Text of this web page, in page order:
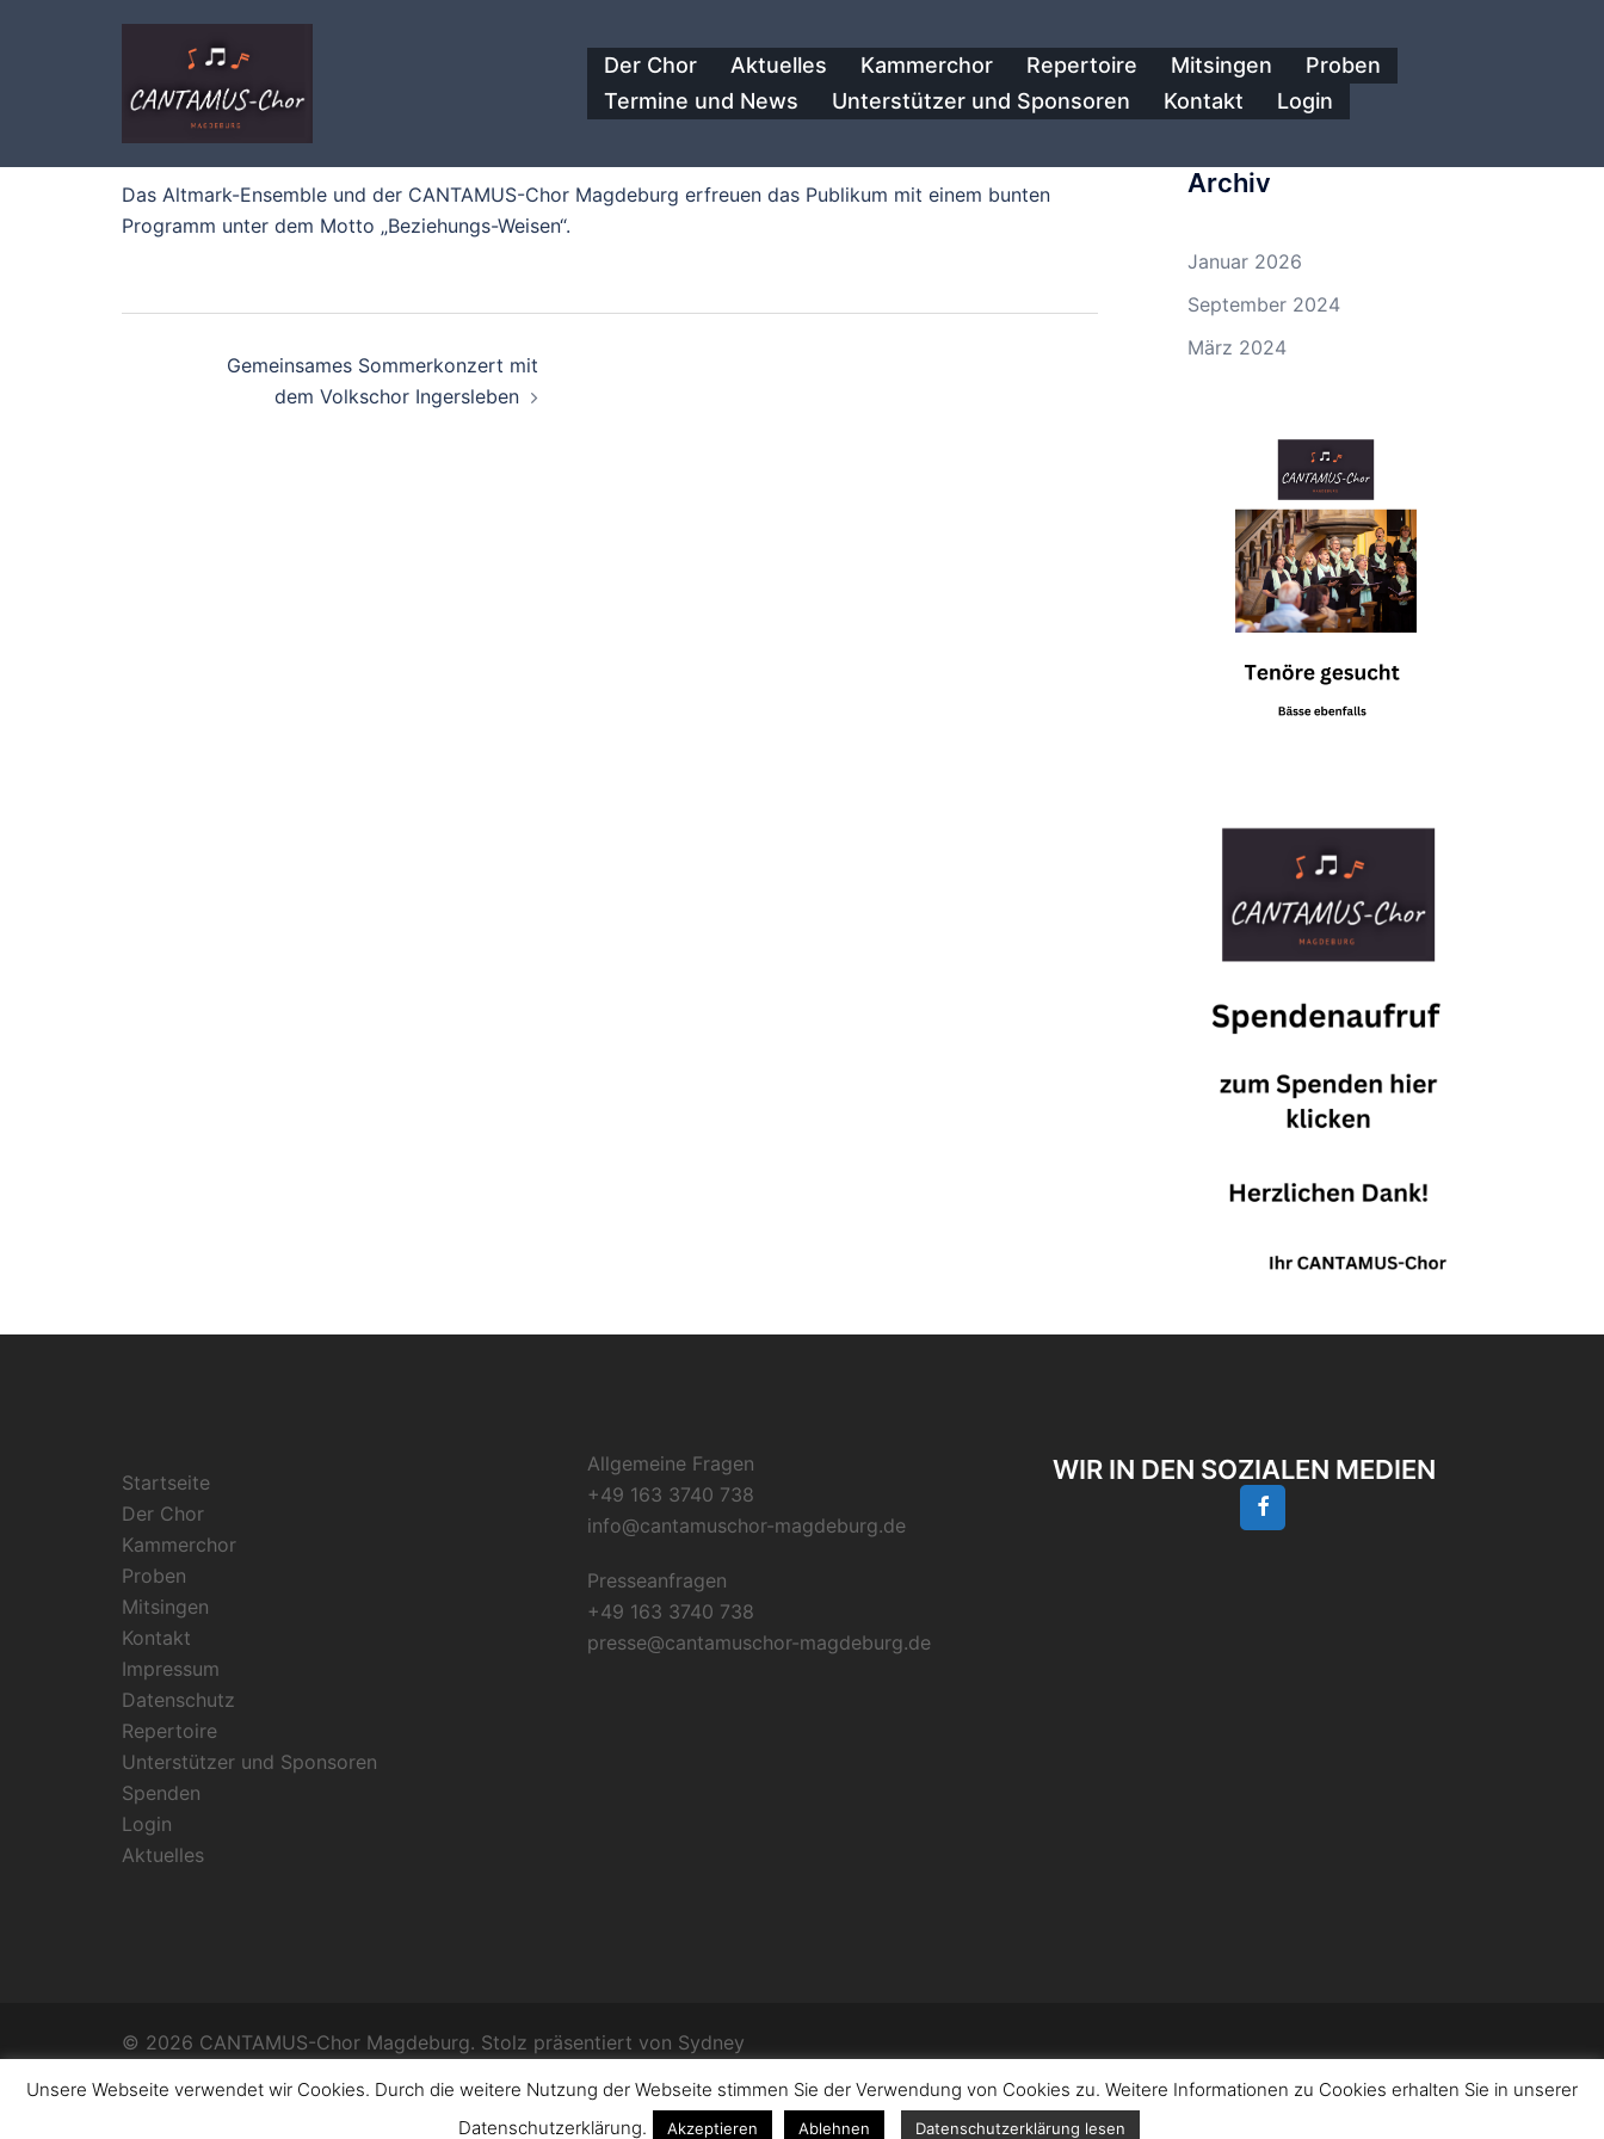
Der Chor Aktuelles Kammerchor Repertoire Mitsingen
Proben
Termine und News
Unterstützer und Sponsoren Kontakt Login
Das Altmark-Ensemble und der CANTAMUS-Chor Magdeburg erfreuen das Publikum mit einem bunten
Programm unter dem Motto „Beziehungs-Weisen“.
Gemeinsames Sommerkonzert mit
dem Volkschor Ingersleben
Archiv
Januar 2026
September 2024
März 2024
Startseite
Der Chor
Kammerchor
Proben
Mitsingen
Kontakt
Impressum
Datenschutz
Repertoire
Unterstützer und Sponsoren
Spenden
Login
Aktuelles
Allgemeine Fragen
+49 163 3740 738
info@cantamuschor-magdeburg.de
Presseanfragen
+49 163 3740 738
presse@cantamuschor-magdeburg.de
WIR IN DEN SOZIALEN MEDIEN
© 2026 CANTAMUS-Chor Magdeburg. Stolz präsentiert von Sydney
Unsere Webseite verwendet wir Cookies. Durch die weitere Nutzung der Webseite stimmen Sie der Verwendung von Cookies zu. Weitere Informationen zu Cookies erhalten Sie in unserer
Datenschutzerklärung.
Akzeptieren Ablehnen Datenschutzerklärung lesen
Mitgliederbereich mit DigiMember